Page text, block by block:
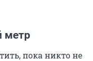
метр
пока никто не